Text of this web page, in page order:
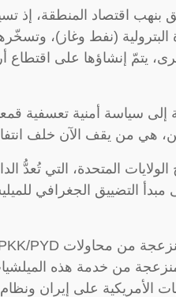
البترولية (نفط وغاز)،
يتمّ إنشاؤها على
إلى سياسة أمنية تعسفية
هي من يقف الآن خلف
المتحدة، التي تُعدُّ
مبدأ التضييق الجغرافي
من خدمة هذه
الأمريكية على إيران